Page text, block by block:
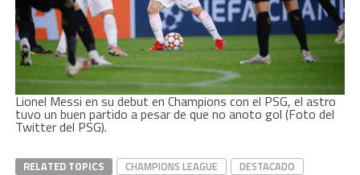
Lionel Messi en su debut en Champions con el PSG, el astro
tuvo un buen partido a pesar de que no anoto gol (Foto del
Twitter del PSG).
RELATED TOPICS CHAMPIONS LEAGUE
DESTACADO